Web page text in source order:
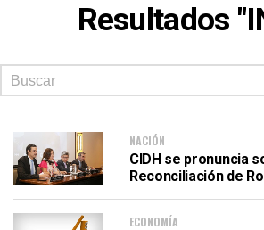
Resultados
NACIÓN
CIDH se pronuncia
Reconciliación de
ECONOMÍA